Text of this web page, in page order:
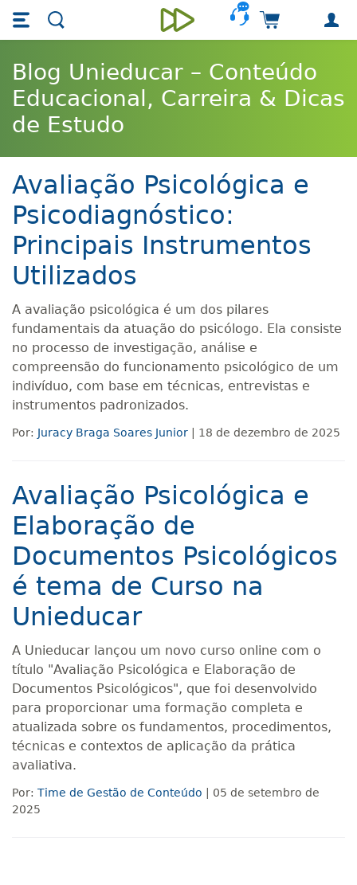
Skip main navigation
Skip to main content
Unieducar
Carrinho de
Blog Unieducar – Conteúdo
Educacional, Carreira & Dicas
de Estudo
Avaliação Psicológica e
Psicodiagnóstico:
Principais Instrumentos
Utilizados
A avaliação psicológica é um dos pilares
fundamentais da atuação do psicólogo. Ela consiste
no processo de investigação, análise e
compreensão do funcionamento psicológico de um
indivíduo, com base em técnicas, entrevistas e
instrumentos padronizados.
Por: Juracy Braga Soares Junior | 18 de dezembro de 2025
Avaliação Psicológica e
Elaboração de
Documentos Psicológicos
é tema de Curso na
Unieducar
A Unieducar lançou um novo curso online com o
título "Avaliação Psicológica e Elaboração de
Documentos Psicológicos", que foi desenvolvido
para proporcionar uma formação completa e
atualizada sobre os fundamentos, procedimentos,
técnicas e contextos de aplicação da prática
avaliativa.
Por: Time de Gestão de Conteúdo | 05 de setembro de
2025